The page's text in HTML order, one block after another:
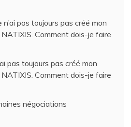
n’ai pas toujours pas créé mon
Comment dois-je faire
pas toujours pas créé mon
Comment dois-je faire
négociations